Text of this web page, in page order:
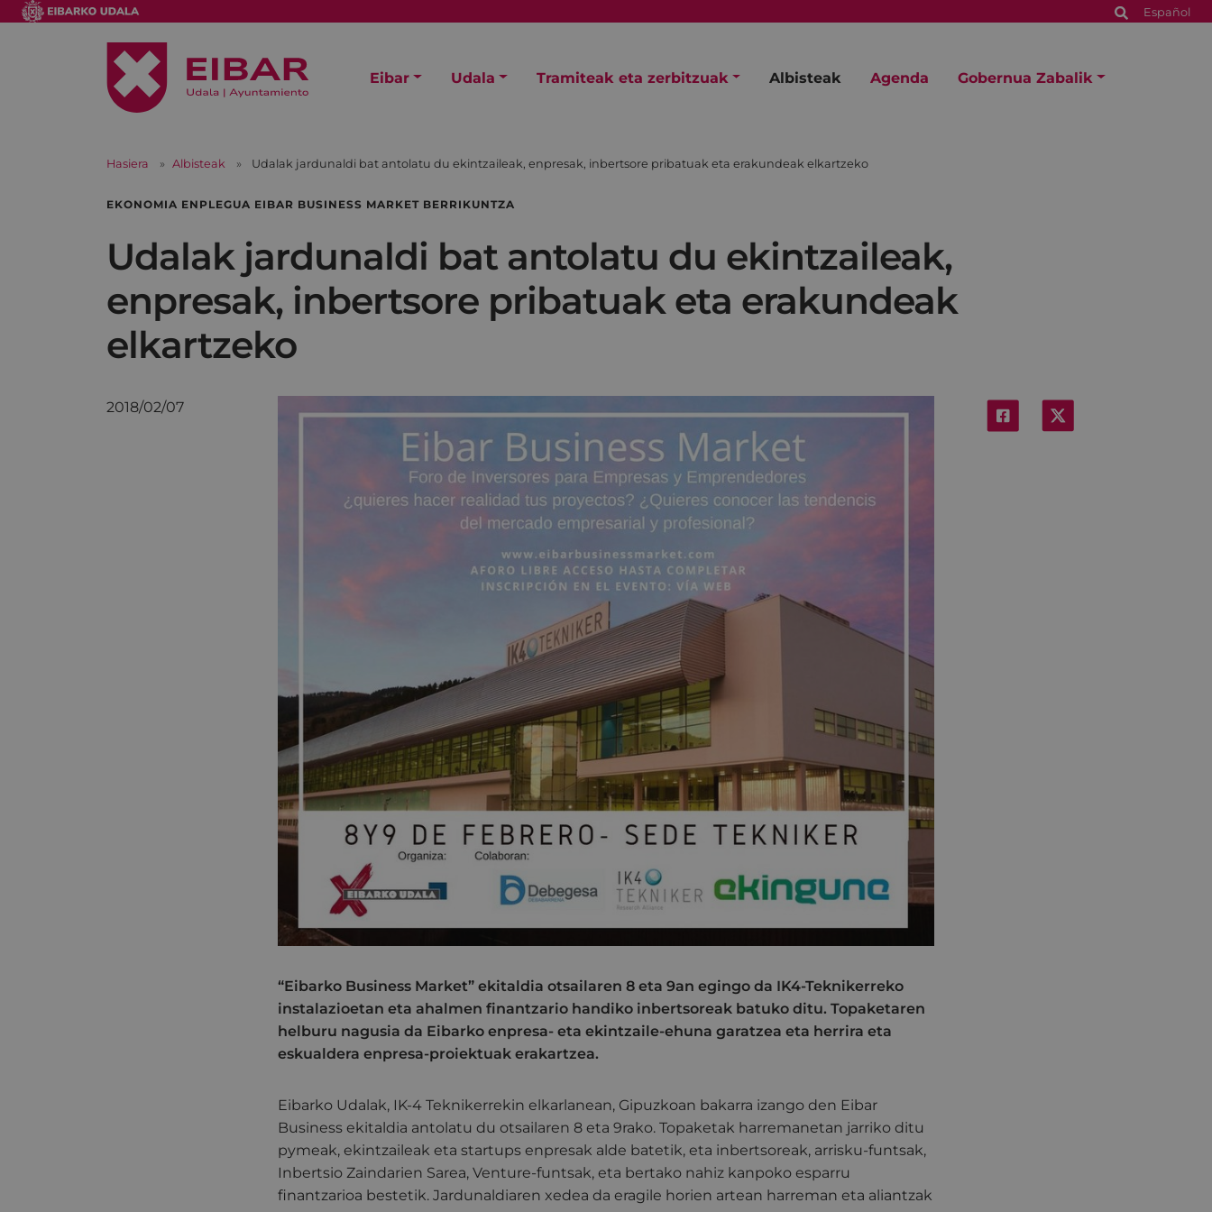
Español
Eibar Udala Tramiteak eta zerbitzuak Albisteak Agenda Gobernua Zabalik
Hasiera Albisteak Udalak jardunaldi bat antolatu du ekintzaileak, enpresak, inbertsore pribatuak eta erakundeak elkartzeko
EKONOMIA ENPLEGUA EIBAR BUSINESS MARKET BERRIKUNTZA
Udalak jardunaldi bat antolatu du ekintzaileak,
enpresak, inbertsore pribatuak eta erakundeak
elkartzeko
2018/02/07
“Eibarko Business Market” ekitaldia otsailaren 8 eta 9an egingo da IK4-Teknikerreko
instalazioetan eta ahalmen finantzario handiko inbertsoreak batuko ditu. Topaketaren
helburu nagusia da Eibarko enpresa- eta ekintzaile-ehuna garatzea eta herrira eta
eskualdera enpresa-proiektuak erakartzea.
Eibarko Udalak, IK-4 Teknikerrekin elkarlanean, Gipuzkoan bakarra izango den Eibar
Business ekitaldia antolatu du otsailaren 8 eta 9rako. Topaketak harremanetan jarriko ditu
pymeak, ekintzaileak eta startups enpresak alde batetik, eta inbertsoreak, arrisku-funtsak,
Inbertsio Zaindarien Sarea, Venture-funtsak, eta bertako nahiz kanpoko esparru
finantzarioa bestetik. Jardunaldiaren xedea da eragile horien artean harreman eta aliantzak